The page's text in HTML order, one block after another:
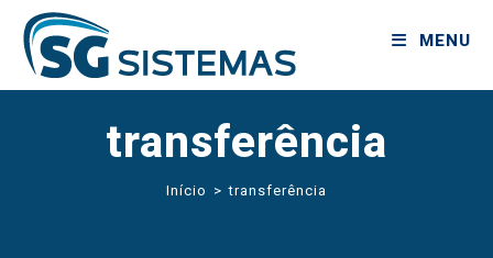
MENU
transferência
Início > transferência